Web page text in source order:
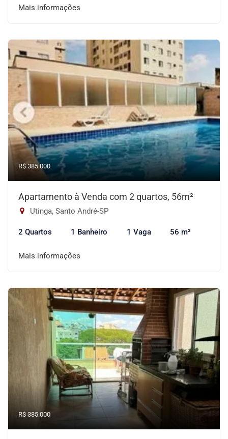
Mais informações
R$ 385.000
Apartamento à Venda com 2 quartos, 56m²
Utinga, Santo André-SP
2 Quartos 1 Banheiro 1 Vaga 56 m²
Mais informações
R$ 385.000